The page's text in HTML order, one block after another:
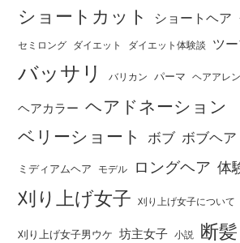
ショートカット ショートヘア
セミロング ダイエット ダイエット体験談 ツ
バッサリ バリカン パーマ ヘアアレ
ヘアカラー ヘアドネーション
ベリーショート
ボブ ボブヘア
ミディアムヘア モデル ロングヘア 体
刈り上げ女子 刈り上げ女子について
刈り上げ女子男ウケ 坊主女子 小説 断髪